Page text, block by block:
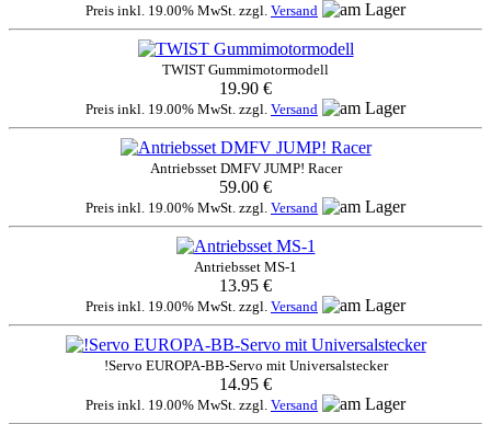
Preis inkl. 19.00% MwSt. zzgl. Versand
TWIST Gummimotormodell
19.90 €
Preis inkl. 19.00% MwSt. zzgl. Versand
Antriebsset DMFV JUMP! Racer
59.00 €
Preis inkl. 19.00% MwSt. zzgl. Versand
Antriebsset MS-1
13.95 €
Preis inkl. 19.00% MwSt. zzgl. Versand
!Servo EUROPA-BB-Servo mit Universalstecker
14.95 €
Preis inkl. 19.00% MwSt. zzgl. Versand